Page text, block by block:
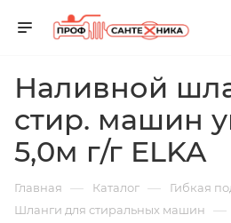
Наливной
стир. машин
5,0м г/г ELKA
Главная — Каталог — Гибкая
Шланги для стиральных машин —